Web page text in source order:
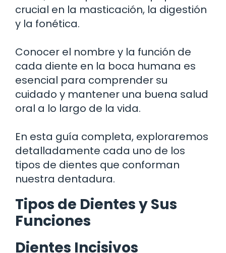
crucial en la masticación, la digestión
y la fonética.
Conocer el nombre y la función de
cada diente en la boca humana es
esencial para comprender su
cuidado y mantener una buena salud
oral a lo largo de la vida.
En esta guía completa, exploraremos
detalladamente cada uno de los
tipos de dientes que conforman
nuestra dentadura.
Tipos de Dientes y Sus
Funciones
Dientes Incisivos